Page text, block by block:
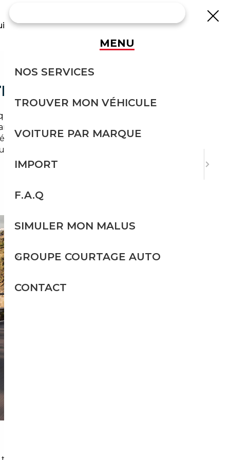
SÉCURITÉ
vraiment particulière. Nichée à quelques
un bassin de vie où la voiture n'est pas un
longs et d'un choix limité aux
est là pour vous montrer comment en
MENU
NOS SERVICES
TROUVER MON VÉHICULE
VOITURE PAR MARQUE
IMPORT
F.A.Q
SIMULER MON MALUS
GROUPE COURTAGE AUTO
CONTACT